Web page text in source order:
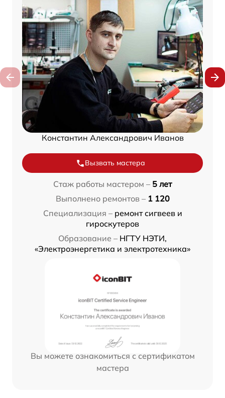
Константин Александрович Иванов
Вызвать мастера
Стаж работы мастером – 5 лет
Выполнено ремонтов – 1 120
Специализация – ремонт сигвеев и
гироскутеров
Образование – НГТУ НЭТИ,
«Электроэнергетика и электротехника»
Вы можете ознакомиться с сертификатом
мастера